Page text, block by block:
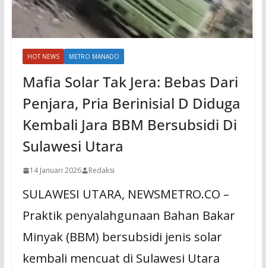
HOT NEWS METRO MANADO
Mafia Solar Tak Jera: Bebas Dari
Penjara, Pria Berinisial D Diduga
Kembali Jara BBM Bersubsidi Di
Sulawesi Utara
14 Januari 2026 Redaksi
SULAWESI UTARA, NEWSMETRO.CO –
Praktik penyalahgunaan Bahan Bakar
Minyak (BBM) bersubsidi jenis solar
kembali mencuat di Sulawesi Utara